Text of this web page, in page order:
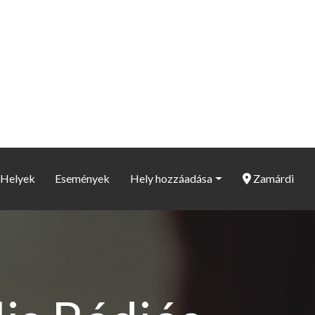
Helyek Események Hely hozzáadása Zamárdi